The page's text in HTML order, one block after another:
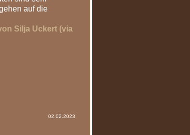
auf die
Silja Uckert (via
02.02.2023